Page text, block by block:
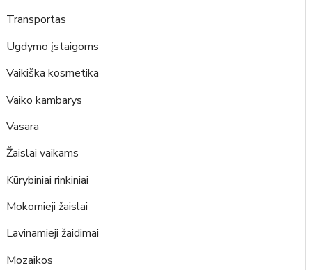
Transportas
Ugdymo įstaigoms
Vaikiška kosmetika
Vaiko kambarys
Vasara
Žaislai vaikams
Kūrybiniai rinkiniai
Mokomieji žaislai
Lavinamieji žaidimai
Mozaikos